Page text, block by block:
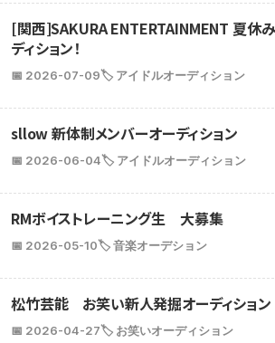
[関西]SAKURA ENTERTAINMENT 夏休
ディション！
📅 2026-07-09🏷️ アイドルオーディション
sllow 新体制メンバーオーディション
📅 2026-06-04🏷️ アイドルオーディション
RMボイストレーニング生 大募集
📅 2026-05-10🏷️ 音楽オーデション
松竹芸能 お笑い新人発掘オーディション
📅 2026-04-27🏷️ お笑いオーディション